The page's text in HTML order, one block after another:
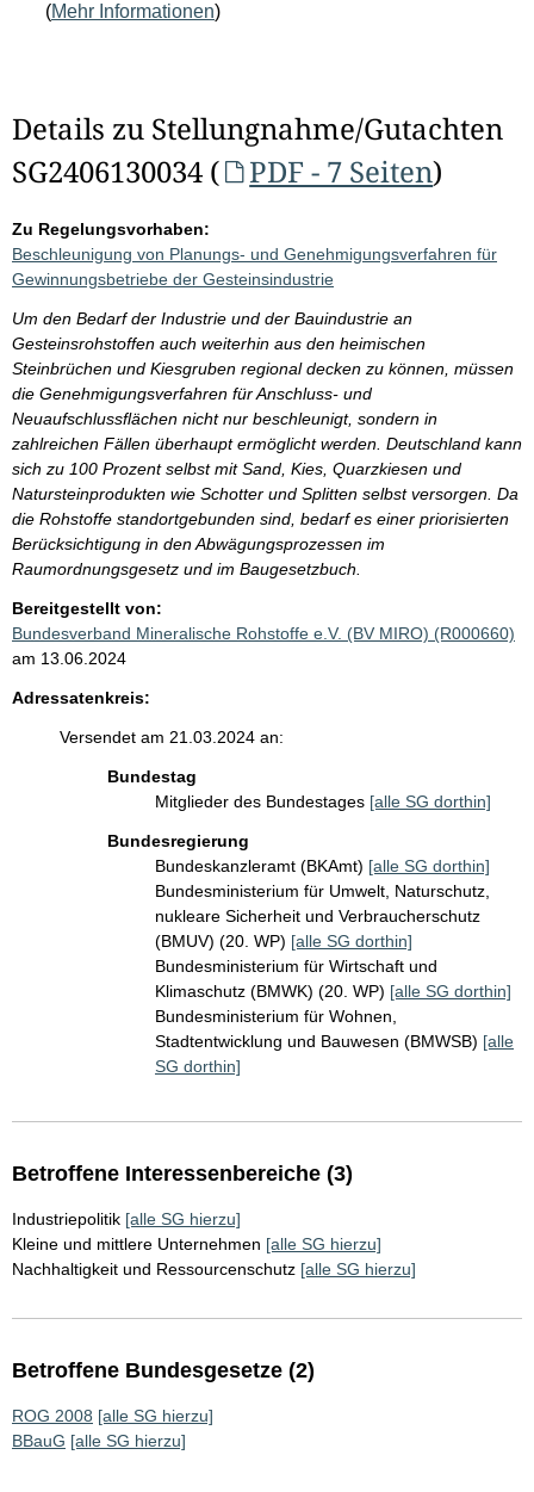
(Mehr Informationen)
Details zu Stellungnahme/Gutachten
SG2406130034 (
PDF - 7 Seiten)
Zu Regelungsvorhaben:
Beschleunigung von Planungs- und Genehmigungsverfahren für
Gewinnungsbetriebe der Gesteinsindustrie
Um den Bedarf der Industrie und der Bauindustrie an
Gesteinsrohstoffen auch weiterhin aus den heimischen
Steinbrüchen und Kiesgruben regional decken zu können, müssen
die Genehmigungsverfahren für Anschluss- und
Neuaufschlussflächen nicht nur beschleunigt, sondern in
zahlreichen Fällen überhaupt ermöglicht werden. Deutschland kann
sich zu 100 Prozent selbst mit Sand, Kies, Quarzkiesen und
Natursteinprodukten wie Schotter und Splitten selbst versorgen. Da
die Rohstoffe standortgebunden sind, bedarf es einer priorisierten
Berücksichtigung in den Abwägungsprozessen im
Raumordnungsgesetz und im Baugesetzbuch.
Bereitgestellt von:
Bundesverband Mineralische Rohstoffe e.V. (BV MIRO) (R000660)
am 13.06.2024
Adressatenkreis:
Versendet am 21.03.2024 an:
Bundestag
Mitglieder des Bundestages [alle SG dorthin]
Bundesregierung
Bundeskanzleramt (BKAmt) [alle SG dorthin]
Bundesministerium für Umwelt, Naturschutz,
nukleare Sicherheit und Verbraucherschutz
(BMUV) (20. WP) [alle SG dorthin]
Bundesministerium für Wirtschaft und
Klimaschutz (BMWK) (20. WP) [alle SG dorthin]
Bundesministerium für Wohnen,
Stadtentwicklung und Bauwesen (BMWSB) [alle
SG dorthin]
Betroffene Interessenbereiche (3)
Industriepolitik [alle SG hierzu]
Kleine und mittlere Unternehmen [alle SG hierzu]
Nachhaltigkeit und Ressourcenschutz [alle SG hierzu]
Betroffene Bundesgesetze (2)
ROG 2008 [alle SG hierzu]
BBauG [alle SG hierzu]